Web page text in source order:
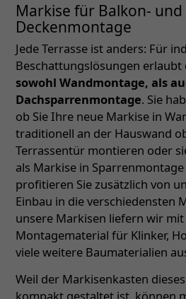
Markise für Balkon- und
Deckenmontage
Jede Terrasse ist anders: Für
Beschattungslösungen erlaubt
sowohl Wandmontage, als
Dachsparrenmontage. Sie
ob Sie Ihre neue Markise in
traditionell an der Hauswand
Terrassentür montieren oder
als Markise in
profitieren Sie zusätzlich von
Einbau in die verschiedensten
unsere Markisen liefern wir
Montagematerial für Klinker,
viele weitere Baumaterialien
Weil der Markisenkasten